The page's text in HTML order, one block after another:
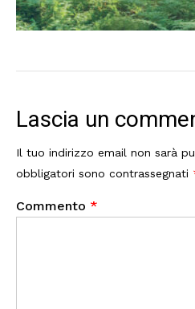
Lascia un
Il tuo indirizzo email non sarà
obbligatori sono contrassegnati
Commento *